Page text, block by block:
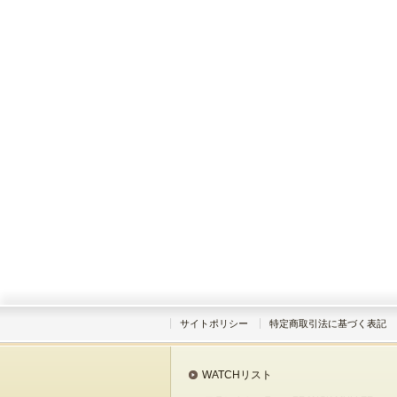
サイトポリシー 特定商取引法に基づく表記
WATCHリスト